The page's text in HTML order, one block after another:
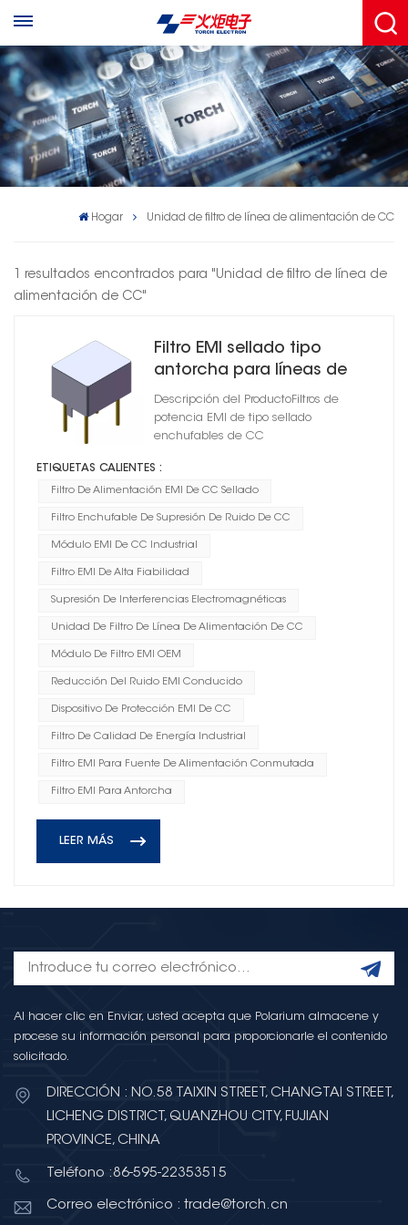
Hogar Unidad de filtro de línea de alimentación de CC
1 resultados encontrados para "Unidad de filtro de línea de
alimentación de CC"
Filtro EMI sellado tipo
antorcha para líneas de
alimentación de CC de 6 A
y 28 V
Descripción del ProductoFiltros de
potencia EMI de tipo sellado
enchufables de CC
ETIQUETAS CALIENTES :
Filtro De Alimentación EMI De CC Sellado
Filtro Enchufable De Supresión De Ruido De CC
Módulo EMI De CC Industrial
Filtro EMI De Alta Fiabilidad
Supresión De Interferencias Electromagnéticas
Unidad De Filtro De Línea De Alimentación De CC
Módulo De Filtro EMI OEM
Reducción Del Ruido EMI Conducido
Dispositivo De Protección EMI De CC
Filtro De Calidad De Energía Industrial
Filtro EMI Para Fuente De Alimentación Conmutada
Filtro EMI Para Antorcha
LEER MÁS
Al hacer clic en Enviar, usted acepta que Polarium almacene y
procese su información personal para proporcionarle el contenido
solicitado.
DIRECCIÓN : NO.58 TAIXIN STREET, CHANGTAI STREET,
LICHENG DISTRICT, QUANZHOU CITY, FUJIAN
PROVINCE, CHINA
Teléfono :86-595-22353515
Correo electrónico : trade@torch.cn